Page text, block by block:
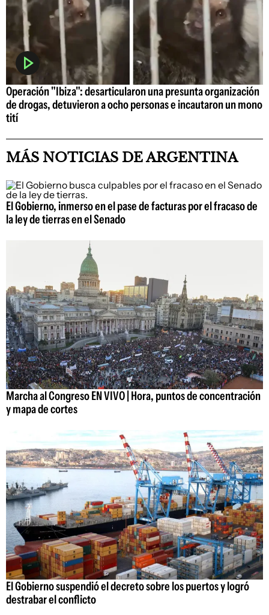
Operación "Ibiza": desarticularon una presunta organización
de drogas, detuvieron a ocho personas e incautaron un mono
tití
MÁS NOTICIAS DE ARGENTINA
El Gobierno, inmerso en el pase de facturas por el fracaso de
la ley de tierras en el Senado
Marcha al Congreso EN VIVO | Hora, puntos de concentración
y mapa de cortes
El Gobierno suspendió el decreto sobre los puertos y logró
destrabar el conflicto